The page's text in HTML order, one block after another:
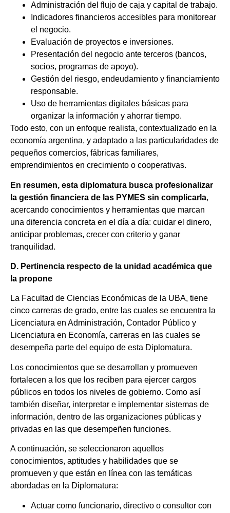
Administración del flujo de caja y capital de trabajo.
Indicadores financieros accesibles para monitorear
el negocio.
Evaluación de proyectos e inversiones.
Presentación del negocio ante terceros (bancos,
socios, programas de apoyo).
Gestión del riesgo, endeudamiento y financiamiento
responsable.
Uso de herramientas digitales básicas para
organizar la información y ahorrar tiempo.
Todo esto, con un enfoque realista, contextualizado en la
economía argentina, y adaptado a las particularidades de
pequeños comercios, fábricas familiares,
emprendimientos en crecimiento o cooperativas.
En resumen, esta diplomatura busca profesionalizar
la gestión financiera de las PYMES sin complicarla,
acercando conocimientos y herramientas que marcan
una diferencia concreta en el día a día: cuidar el dinero,
anticipar problemas, crecer con criterio y ganar
tranquilidad.
D. Pertinencia respecto de la unidad académica que
la propone
La Facultad de Ciencias Económicas de la UBA, tiene
cinco carreras de grado, entre las cuales se encuentra la
Licenciatura en Administración, Contador Público y
Licenciatura en Economía, carreras en las cuales se
desempeña parte del equipo de esta Diplomatura.
Los conocimientos que se desarrollan y promueven
fortalecen a los que los reciben para ejercer cargos
públicos en todos los niveles de gobierno. Como así
también diseñar, interpretar e implementar sistemas de
información, dentro de las organizaciones públicas y
privadas en las que desempeñen funciones.
A continuación, se seleccionaron aquellos
conocimientos, aptitudes y habilidades que se
promueven y que están en línea con las temáticas
abordadas en la Diplomatura:
Actuar como funcionario, directivo o consultor con